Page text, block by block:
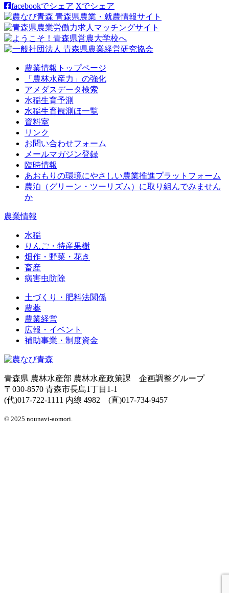
facebookでシェア Xでシェア
農業情報トップページ
「農林水産力」の強化
アメダスデータ検索
水稲生育予測
水稲生育観測ほ一覧
資料室
リンク
お問い合わせフォーム
メールマガジン登録
臨時情報
あおもりの環境にやさしい農業推進プラットフォーム
農泊（グリーン・ツーリズム）に取り組んでみません
か
農業情報
水稲
りんご・特産果樹
畑作・野菜・花き
畜産
病害虫防除
土づくり・肥料法関係
農薬
農業経営
広報・イベント
補助事業・制度資金
青森県 農林水産部 農林水産政策課 企画調整グループ
〒030-8570 青森市長島1丁目1-1
(代)017-722-1111 内線 4982 (直)017-734-9457
© 2025 nounavi-aomori.